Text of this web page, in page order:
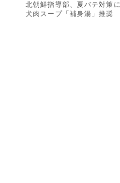
北朝鮮指導部、夏バテ対策に
犬肉スープ「補身湯」推奨